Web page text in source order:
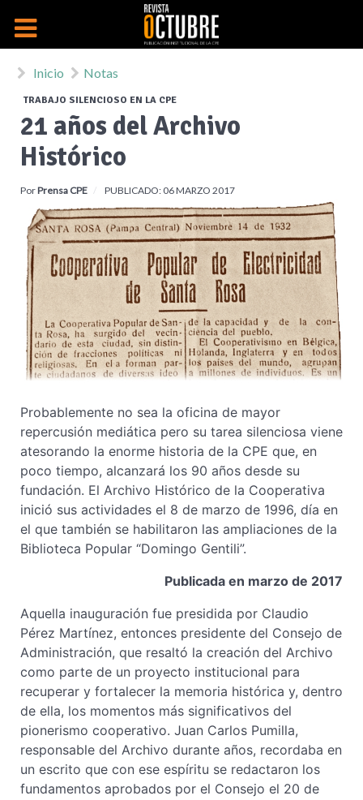
Inicio Notas
TRABAJO SILENCIOSO EN LA CPE
21 años del Archivo
Histórico
PorPrensa CPE PUBLICADO: 06 MARZO 2017
Probablemente no sea la oficina de mayor
repercusión mediática pero su tarea silenciosa viene
atesorando la enorme historia de la CPE que, en
poco tiempo, alcanzará los 90 años desde su
fundación. El Archivo Histórico de la Cooperativa
inició sus actividades el 8 de marzo de 1996, día en
el que también se habilitaron las ampliaciones de la
Biblioteca Popular “Domingo Gentili”.
Publicada en marzo de 2017
Aquella inauguración fue presidida por Claudio
Pérez Martínez, entonces presidente del Consejo de
Administración, que resaltó la creación del Archivo
como parte de un proyecto institucional para
recuperar y fortalecer la memoria histórica y, dentro
de ella, los momentos más significativos del
pionerismo cooperativo. Juan Carlos Pumilla,
responsable del Archivo durante años, recordaba en
un escrito que con ese espíritu se redactaron los
fundamentos aprobados por el Consejo el 20 de